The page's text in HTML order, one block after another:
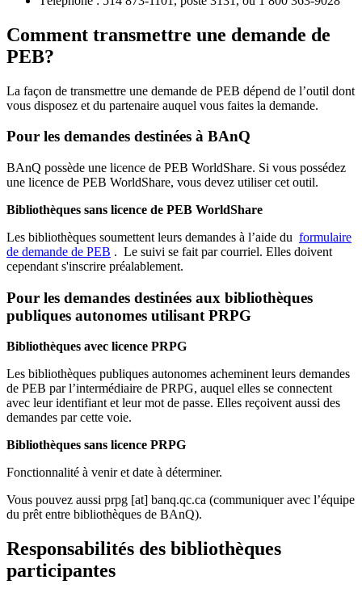
Comment transmettre une demande de
PEB?
La façon de transmettre une demande de PEB dépend de l’outil dont
vous disposez et du partenaire auquel vous faites la demande.
Pour les demandes destinées à BAnQ
BAnQ possède une licence de PEB WorldShare. Si vous possédez
une licence de PEB WorldShare, vous devez utiliser cet outil.
Bibliothèques sans licence de PEB WorldShare
Les bibliothèques soumettent leurs demandes à l’aide du formulaire
de demande de PEB . Le suivi se fait par courriel. Elles doivent
cependant s'inscrire préalablement.
Pour les demandes destinées aux bibliothèques
publiques autonomes utilisant PRPG
Bibliothèques avec licence PRPG
Les bibliothèques publiques autonomes acheminent leurs demandes
de PEB par l’intermédiaire de PRPG, auquel elles se connectent
avec leur identifiant et leur mot de passe. Elles reçoivent aussi des
demandes par cette voie.
Bibliothèques sans licence PRPG
Fonctionnalité à venir et date à déterminer.
Vous pouvez aussi prpg [at] banq.qc.ca (communiquer avec l’équipe
du prêt entre bibliothèques de BAnQ).
Responsabilités des bibliothèques
participantes